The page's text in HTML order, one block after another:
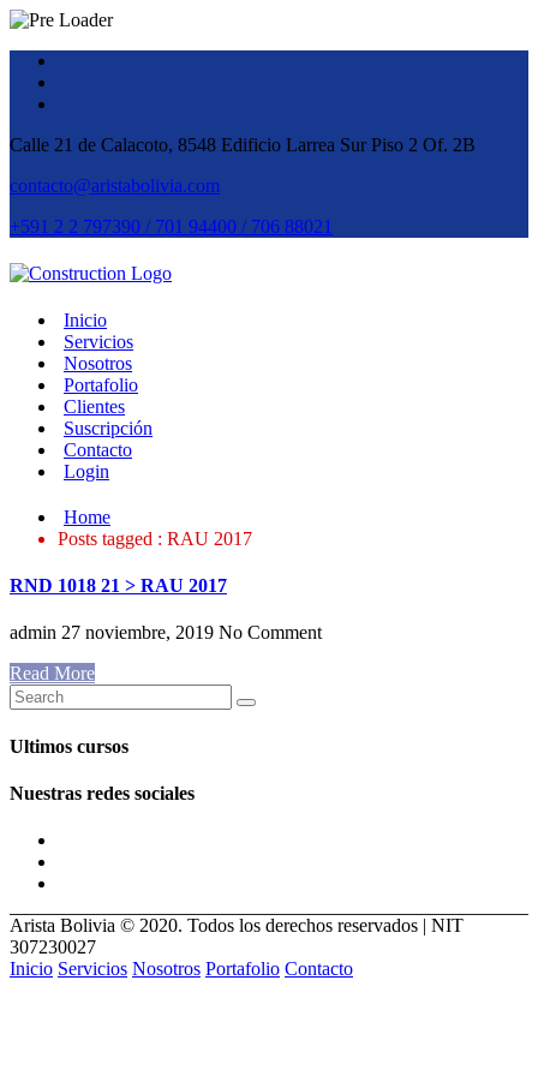
Calle 21 de Calacoto, 8548 Edificio Larrea Sur Piso 2 Of. 2B
contacto@aristabolivia.com
+591 2 2 797390 / 701 94400 / 706 88021
Inicio
Servicios
Nosotros
Portafolio
Clientes
Suscripción
Contacto
Login
Home
Posts tagged : RAU 2017
RND 1018 21 > RAU 2017
admin 27 noviembre, 2019 No Comment
Read More
Ultimos cursos
Nuestras redes sociales
Arista Bolivia © 2020. Todos los derechos reservados | NIT
307230027
Inicio Servicios Nosotros Portafolio Contacto